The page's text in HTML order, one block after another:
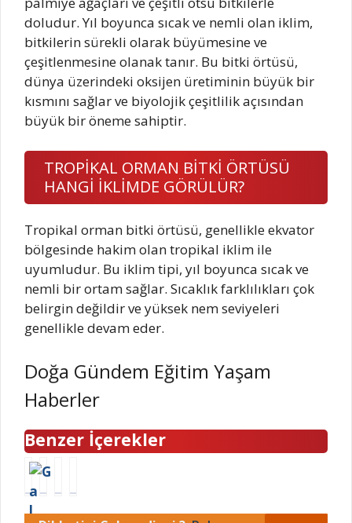
doludur. Yıl boyunca sıcak ve nemli olan iklim,
bitkilerin sürekli olarak büyümesine ve
çeşitlenmesine olanak tanır. Bu bitki örtüsü,
dünya üzerindeki oksijen üretiminin büyük bir
kısmını sağlar ve biyolojik çeşitlilik açısından
büyük bir öneme sahiptir.
TROPİKAL ORMAN BİTKİ ÖRTÜSÜ
HANGİ İKLİMDE GÖRÜLÜR?
Tropikal orman bitki örtüsü, genellikle ekvator
bölgesinde hakim olan tropikal iklim ile
uyumludur. Bu iklim tipi, yıl boyunca sıcak ve
nemli bir ortam sağlar. Sıcaklık farklılıkları çok
belirgin değildir ve yüksek nem seviyeleri
genellikle devam eder.
Doğa Gündem Eğitim Yaşam
Haberler
Benzer İçerekler
G
a
l
A
Ö Y
a